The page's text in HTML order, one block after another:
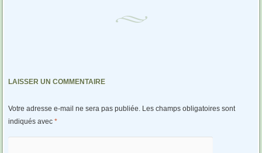
LAISSER UN COMMENTAIRE
Votre adresse e-mail ne sera pas publiée. Les champs obligatoires sont
indiqués avec *